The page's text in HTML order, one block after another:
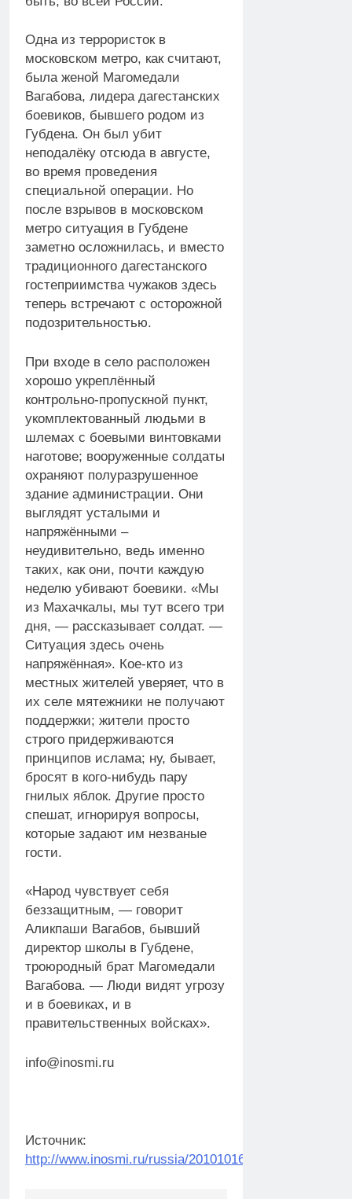
Одна из террористок в
московском метро, как считают,
была женой Магомедали
Вагабова, лидера дагестанских
боевиков, бывшего родом из
Губдена. Он был убит
неподалёку отсюда в августе,
во время проведения
специальной операции. Но
после взрывов в московском
метро ситуация в Губдене
заметно осложнилась, и вместо
традиционного дагестанского
гостеприимства чужаков здесь
теперь встречают с осторожной
подозрительностью.
При входе в село расположен
хорошо укреплённый
контрольно-пропускной пункт,
укомплектованный людьми в
шлемах с боевыми винтовками
наготове; вооруженные солдаты
охраняют полуразрушенное
здание администрации. Они
выглядят усталыми и
напряжёнными –
неудивительно, ведь именно
таких, как они, почти каждую
неделю убивают боевики. «Мы
из Махачкалы, мы тут всего три
дня, — рассказывает солдат. —
Ситуация здесь очень
напряжённая». Кое-кто из
местных жителей уверяет, что в
их селе мятежники не получают
поддержки; жители просто
строго придерживаются
принципов ислама; ну, бывает,
бросят в кого-нибудь пару
гнилых яблок. Другие просто
спешат, игнорируя вопросы,
которые задают им незваные
гости.
«Народ чувствует себя
беззащитным, — говорит
Аликпаши Вагабов, бывший
директор школы в Губдене,
троюродный брат Магомедали
Вагабова. — Люди видят угрозу
и в боевиках, и в
правительственных войсках».
info@inosmi.ru
Источник:
http://www.inosmi.ru/russia/20101016/163645028.html